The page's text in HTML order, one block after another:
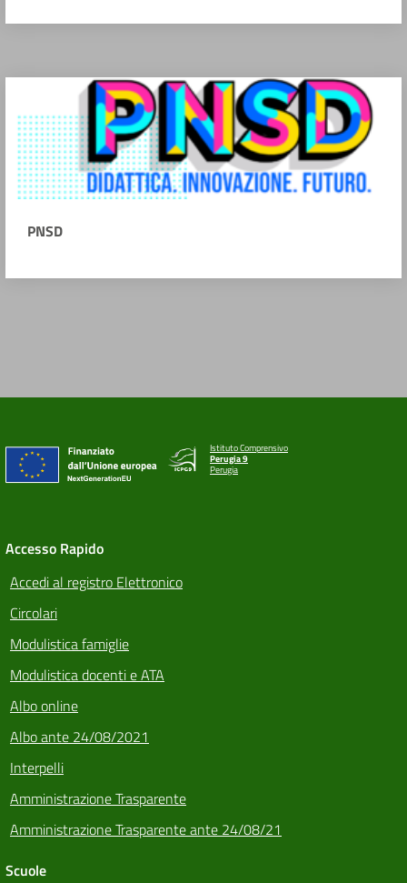
PNSD
Istituto Comprensivo
Perugia 9
Perugia
Accesso Rapido
Accedi al registro Elettronico
Circolari
Modulistica famiglie
Modulistica docenti e ATA
Albo online
Albo ante 24/08/2021
Interpelli
Amministrazione Trasparente
Amministrazione Trasparente ante 24/08/21
Scuole